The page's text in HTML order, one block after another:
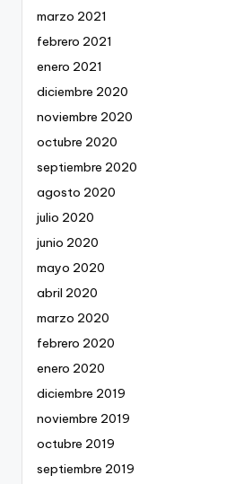
marzo 2021
febrero 2021
enero 2021
diciembre 2020
noviembre 2020
octubre 2020
septiembre 2020
agosto 2020
julio 2020
junio 2020
mayo 2020
abril 2020
marzo 2020
febrero 2020
enero 2020
diciembre 2019
noviembre 2019
octubre 2019
septiembre 2019